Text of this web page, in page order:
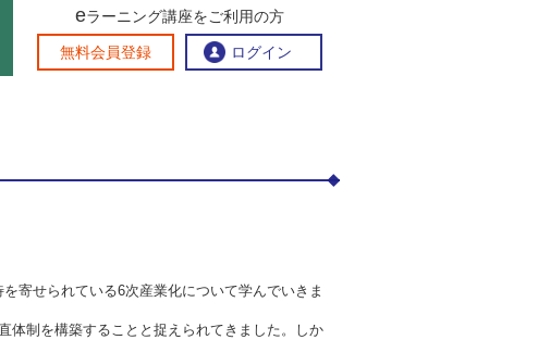
お問い合わせ
連携交流ひろば
eラーニング講座をご利用の方
無料会員登録 ログイン
>118：6次産業化プラス1
寄せられている6次産業化について学んでいきま
体制を構築することと捉えられてきました。しか